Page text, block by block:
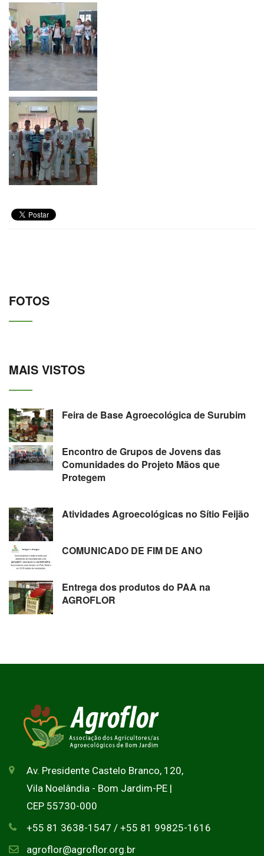
FOTOS
MAIS VISTOS
Feira de Base Agroecológica de Surubim
Encontro de Grupos de Jovens das
Comunidades do Projeto Mãos que
Protegem
Atividades Agroecológicas no Sítio Feijão
COMUNICADO DE FIM DE ANO
Entrega dos produtos do PAA na
AGROFLOR
Av. Presidente Castelo Branco, 120,
Vila Noelândia - Bom Jardim-PE |
CEP 55730-000
+55 81 3638-1547 / +55 81 99825-1616
agroflor@agroflor.org.br